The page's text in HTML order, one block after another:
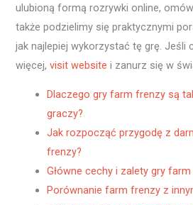
ulubioną formą rozrywki online,
także podzielimy się praktycznymi
jak najlepiej wykorzystać tę grę. Jeśli
więcej,visit website i zanurz się w
Dlaczego gry farm frenzy są
graczy?
Jak rozpocząć przygodę z
frenzy?
Główne cechy i zalety gry
Porównanie farm frenzy z